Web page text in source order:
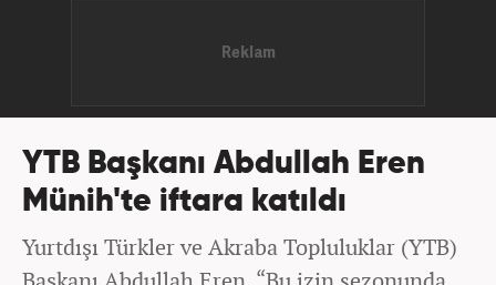
YTB Başkanı Abdullah Eren
Münih'te iftara katıldı
Yurtdışı Türkler ve Akraba Topluluklar (YTB)